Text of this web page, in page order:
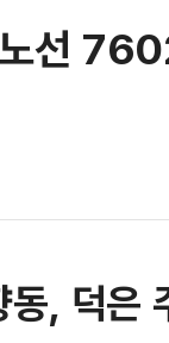
선
, 덕은